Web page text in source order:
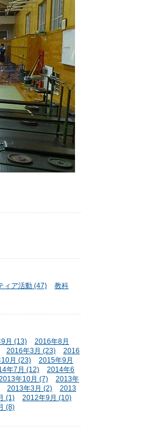
ィア活動 (47)
教科
月 (13)
2016年8月
2016年3月 (23)
2016
月 (23)
2015年9月
年7月 (12)
2014年6
年10月 (7)
2013年
2013年3月 (2)
2013
(1)
2012年9月 (10)
(8)